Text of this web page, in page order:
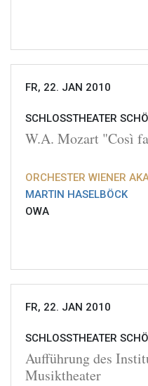
FR, 22. JAN 2010
SCHLOSSTHEATER
W.A. Mozart "Così
ORCHESTER WIENER
MARTIN HASELBÖCK
OWA
FR, 22. JAN 2010
SCHLOSSTHEATER
Aufführung des
Musiktheater